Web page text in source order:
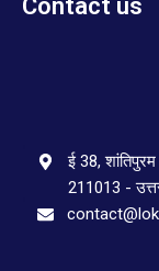
Contact us
ई 38,
211013 -